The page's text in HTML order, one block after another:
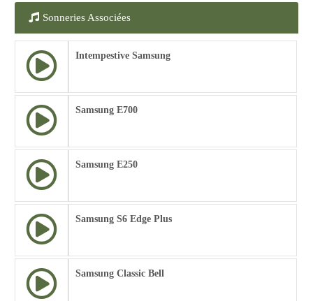
Sonneries Associées
Intempestive Samsung
Samsung E700
Samsung E250
Samsung S6 Edge Plus
Samsung Classic Bell